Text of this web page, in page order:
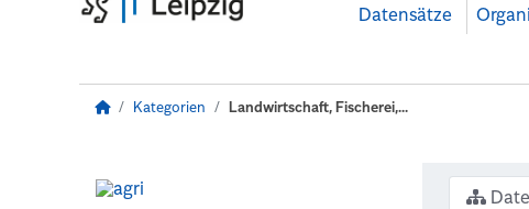
Datensätze
Kategorien Landwirtschaft, Fischerei,...